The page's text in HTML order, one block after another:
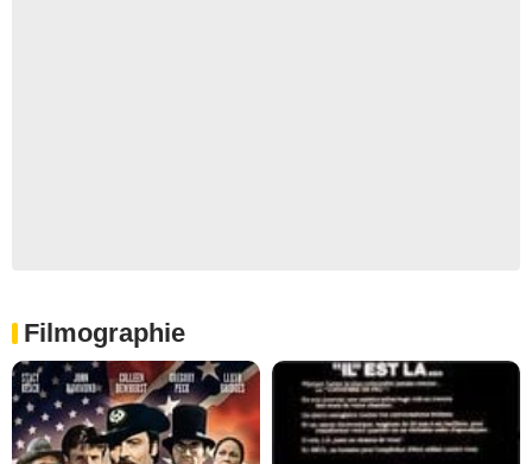
Filmographie